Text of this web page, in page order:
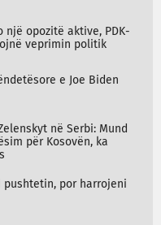
një opozitë aktive, PDK-
veprimin politik
e Joe Biden
në Serbi: Mund
për Kosovën, ka
pushtetin, por harrojeni